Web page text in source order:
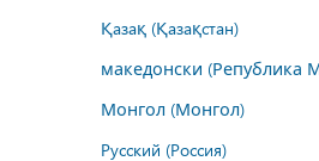
Қазақ (Қазақстан)
македонски (Република
Монгол (Монгол)
Русский (Россия)